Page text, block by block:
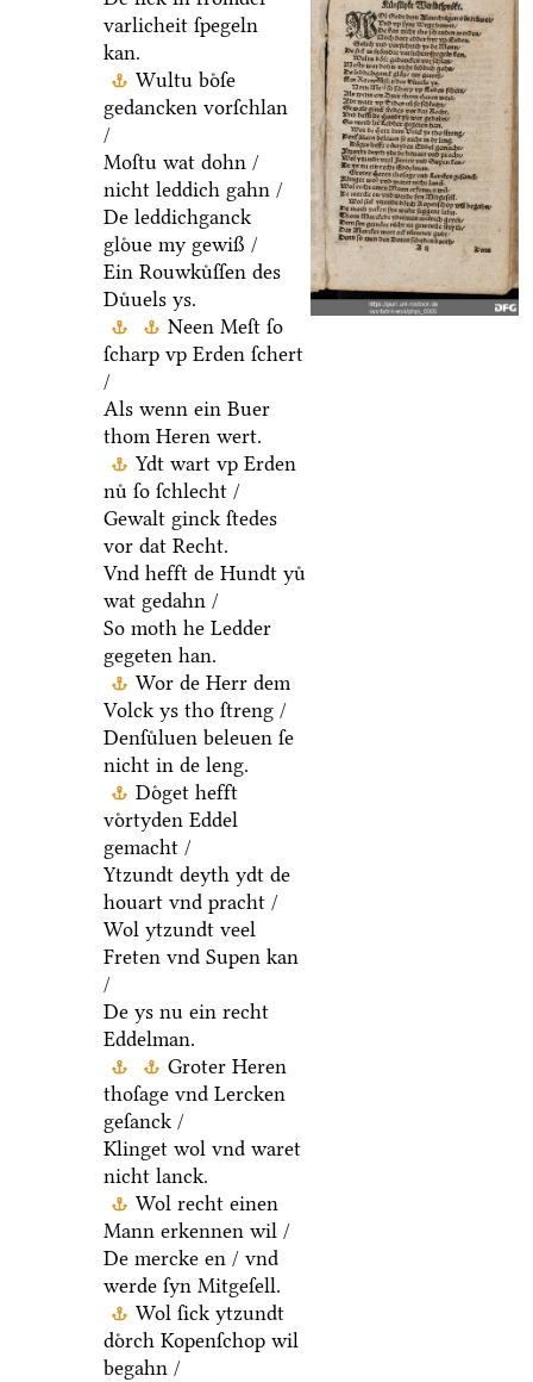
varlicheit ſpegeln
kan.
Wultu boͤſe
gedancken vorſchlan
/
Moſtu wat dohn /
nicht leddich gahn /
De leddichganck
gloͤue my gewiß /
Ein Rouwkuͤſſen des
Duͤuels ys.
Neen Meſt ſo
ſcharp vp Erden ſchert
/
Als wenn ein Buer
thom Heren wert.
Ydt wart vp Erden
nuͤ ſo ſchlecht /
Gewalt ginck ſtedes
vor dat Recht.
Vnd hefft de Hundt yuͤ
wat gedahn /
So moth he Ledder
gegeten han.
Wor de Herr dem
Volck ys tho ſtreng /
Denſuͤluen beleuen ſe
nicht in de leng.
Doͤget hefft
voͤrtyden Eddel
gemacht /
Ytzundt deyth ydt de
houart vnd pracht /
Wol ytzundt veel
Freten vnd Supen kan
/
De ys nu ein recht
Eddelman.
Groter Heren
thoſage vnd Lercken
geſanck /
Klinget wol vnd waret
nicht lanck.
Wol recht einen
Mann erkennen wil /
De mercke en / vnd
werde ſyn Mitgeſell.
Wol ſick ytzundt
doͤrch Kopenſchop wil
begahn /